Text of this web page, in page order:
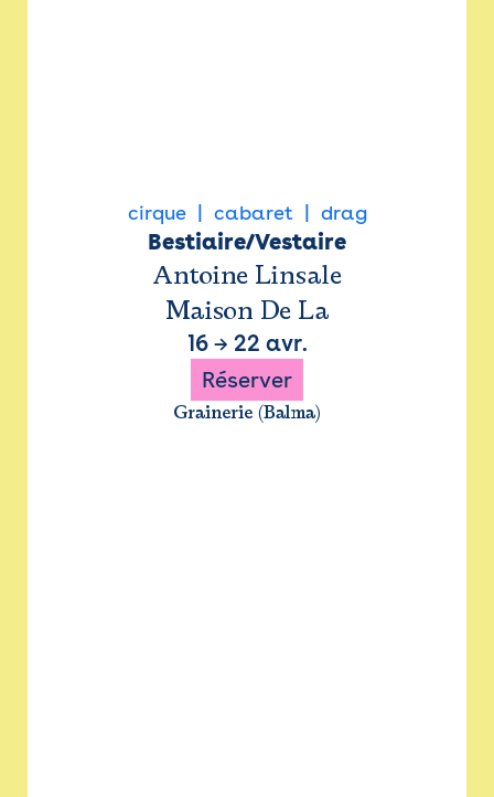
cirque cabaret drag
Bestiaire/Vestaire
Antoine Linsale
Maison De La
16→ 22 avr.
Réserver
Grainerie (Balma)